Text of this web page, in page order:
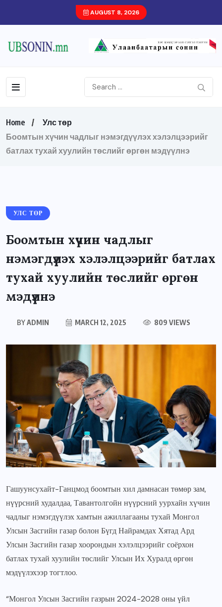
AUGUST 8, 2026
Home
Улс төр
Боомтын хүчин чадлыг нэмэгдүүлэх хэлэлцээрийг
батлах тухай хуулийн төслийг өргөн мэдүүлнэ
УЛС ТӨР
Боомтын хүчин чадлыг
нэмэгдүүлэх хэлэлцээрийг батлах
тухай хуулийн төслийг өргөн
мэдүүлнэ
BYADMIN MARCH 12, 2025 809 VIEWS
Гашуунсухайт-Ганцмод боомтын хил дамнасан төмөр зам,
нүүрсний худалдаа, Тавантолгойн нүүрсний уурхайн хүчин
чадлыг нэмэгдүүлэх хамтын ажиллагааны тухай Монгол
Улсын Засгийн газар болон Бүгд Найрамдах Хятад Ард
Улсын Засгийн газар хоорондын хэлэлцээрийг соёрхон
батлах тухай хуулийн төслийг Улсын Их Хуралд өргөн
мэдүүлэхээр тогтлоо.
“Монгол Улсын Засгийн газрын 2024-2028 оны үйл